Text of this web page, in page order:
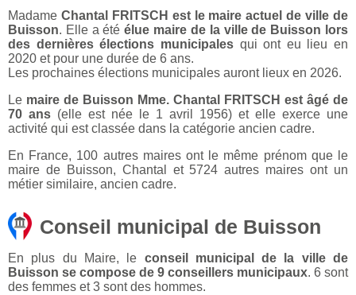
Madame Chantal FRITSCH est le maire actuel de ville de
Buisson. Elle a étéélue maire de la ville de Buisson lors
des dernières élections municipalesqui ont eu lieu en
2020 et pour une durée de 6 ans.
Les prochaines élections municipales auront lieux en 2026.
Le maire de Buisson Mme. Chantal FRITSCH est âgé de
70 ans (elle est née le 1 avril 1956) et elle exerce une
activité qui est classée dans la catégorie ancien cadre.
En France, 100 autres maires ont le même prénom que le
maire de Buisson, Chantal et 5724 autres maires ont un
métier similaire, ancien cadre.
Conseil municipal de Buisson
En plus du Maire, le conseil municipal de la ville de
Buisson se compose de 9 conseillers municipaux. 6 sont
des femmes et 3 sont des hommes.